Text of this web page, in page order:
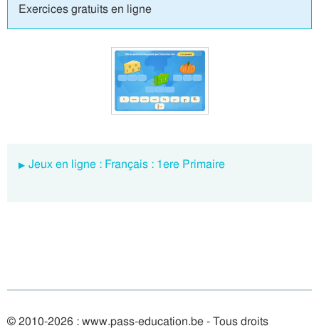
Exercices gratuits en ligne
Jeux en ligne : Français : 1ere Primaire
© 2010-2026 : www.pass-education.be - Tous droits